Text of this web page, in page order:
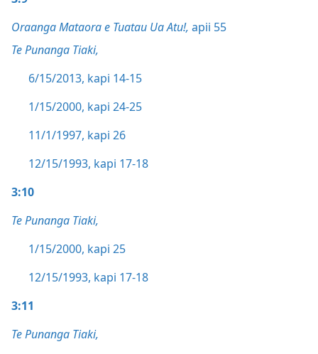
Oraanga Mataora e Tuatau Ua Atu!, apii 55
Te Punanga Tiaki,
6/15/2013, kapi 14-15
1/15/2000, kapi 24-25
11/1/1997, kapi 26
12/15/1993, kapi 17-18
3:10
Te Punanga Tiaki,
1/15/2000, kapi 25
12/15/1993, kapi 17-18
3:11
Te Punanga Tiaki,